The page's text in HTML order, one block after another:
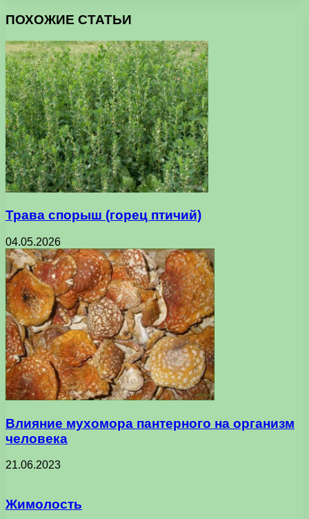
ПОХОЖИЕ СТАТЬИ
Трава спорыш (горец птичий)
04.05.2026
Влияние мухомора пантерного на организм
человека
21.06.2023
Жимолость